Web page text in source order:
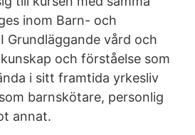
inom Barn- och
Grundläggande vård och
och förståelse som
i sitt framtida yrkesliv
barnskötare, personlig
annat.